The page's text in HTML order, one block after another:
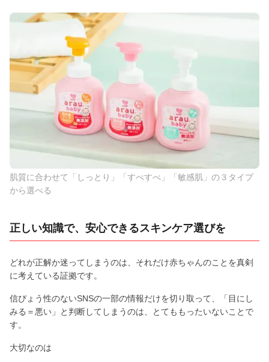
肌質に合わせて「しっとり」「すべすべ」「敏感肌」の３タイプ
から選べる
正しい知識で、安心できるスキンケア選びを
どれが正解か迷ってしまうのは、それだけ赤ちゃんのことを真剣
に考えている証拠です。
信ぴょう性のないSNSの一部の情報だけを切り取って、「目にし
みる＝悪い」と判断してしまうのは、とてももったいないことで
す。
大切なのは